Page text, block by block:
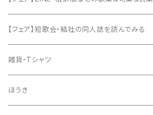
【フェア】短歌会・結社の同人誌を読んでみる
雑貨・Tシャツ
ほうき